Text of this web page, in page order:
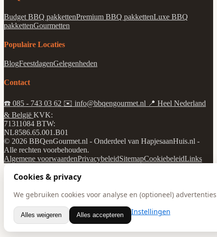
Budget BBQ pakkettenPremium BBQ pakkettenLuxe BBQ
pakkettenGourmetten
Populaire Locaties
BlogFeestdagenGelegenheden
Contact
☎️ 085 - 743 03 62 ✉️ info@bbqengourmet.nl 📍 Heel Nederland
& België KVK:
71311084 BTW:
NL8586.65.001.B01
© 2026 BBQenGourmet.nl - Onderdeel van HapjesaanHuis.nl -
Alle rechten voorbehouden.
Algemene voorwaardenPrivacybeleidSitemapCookiebeleidLinks
Cookies & privacy
We gebruiken cookies voor analyse en (optioneel)
Alles weigeren Alles accepteren Instellingen